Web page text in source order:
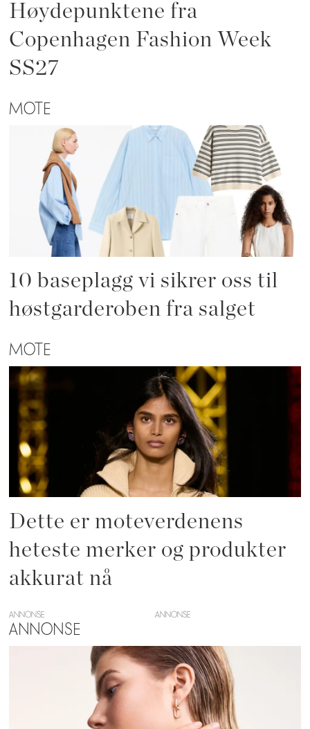
Høydepunktene fra
Copenhagen Fashion Week
SS27
MOTE
10 baseplagg vi sikrer oss til
høstgarderoben fra salget
MOTE
Dette er moteverdenens
heteste merker og produkter
akkurat nå
ANNONSE
ANNONSE